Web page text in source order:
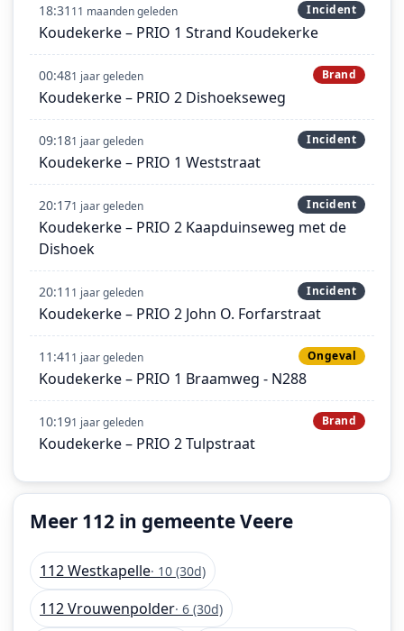
18:31 11 maanden geleden Incident
Koudekerke – PRIO 1 Strand Koudekerke
00:481 jaar geleden Brand
Koudekerke – PRIO 2 Dishoekseweg
09:181 jaar geleden Incident
Koudekerke – PRIO 1 Weststraat
20:171 jaar geleden Incident
Koudekerke – PRIO 2 Kaapduinseweg met de
Dishoek
20:11 1 jaar geleden Incident
Koudekerke – PRIO 2 John O. Forfarstraat
11:41 1 jaar geleden Ongeval
Koudekerke – PRIO 1 Braamweg - N288
10:191 jaar geleden Brand
Koudekerke – PRIO 2 Tulpstraat
Meer 112 in gemeente Veere
112 Westkapelle· 10 (30d)
112 Vrouwenpolder· 6 (30d)